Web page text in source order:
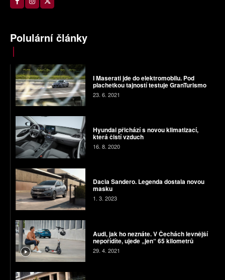
Polulární články
I Maserati jde do elektromobilu. Pod
plachetkou tajností testuje GranTurismo
23. 6. 2021
Hyundai přichází s novou klimatizací,
která čistí vzduch
16. 8. 2020
Dacia Sandero. Legenda dostala novou
masku
1. 3. 2023
Audi, jak ho neznáte. V Čechách levnější
nepořídíte, ujede „jen“ 65 kilometrů
29. 4. 2021